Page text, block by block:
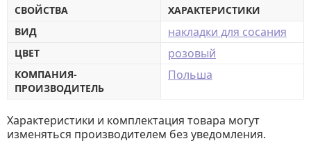
СВОЙСТВА
ХАРАКТЕРИСТИКИ
ВИД
накладки для сосания
ЦВЕТ розовый
КОМПАНИЯ-
ПРОИЗВОДИТЕЛЬ
Польша
Характеристики и комплектация товара могут
изменяться производителем без уведомления.